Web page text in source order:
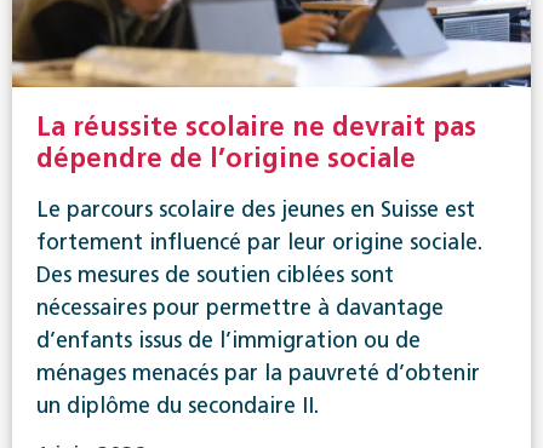
La réussite scolaire ne devrait pas
dépendre de l’origine sociale
Le parcours scolaire des jeunes en Suisse est
fortement influencé par leur origine sociale.
Des mesures de soutien ciblées sont
nécessaires pour permettre à davantage
d’enfants issus de l’immigration ou de
ménages menacés par la pauvreté d’obtenir
un diplôme du secondaire II.